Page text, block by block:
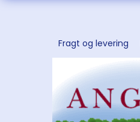
Fragt og levering